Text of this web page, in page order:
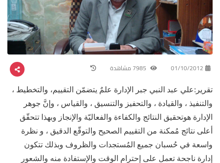
01/10/2012
تقرير:علي عبد النبي جبر الإدارة علمٌ يتضمّن التقييم، والتخطيط ،
والتنفيذ ، والقيادة ، والتحفيز والتنسيق ، والقياس ، وإنَّ جوهر
الإدارة هوتحقيق النتائج والكفاءة والفعاليّة والإنجاز وبهذا تتحقّق
أعلى نتائج مُمكنة من التقييم الصحيح والتوقّع الدقيق ، و نظرة
واسعة في حُسبان جميع المُستجدات والظروف وبذلك تتكون
إدارة ناجحة تعمل على إحترام الوقت والإستفادة منه والشعور